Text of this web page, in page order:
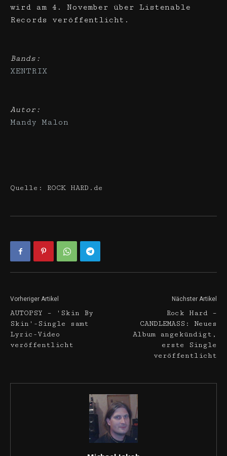
wird am 4. November über Listenable
Records veröffentlicht.
Bands:
XENTRIX
Autor:
Mandy Malon
Quelle: ROCK HARD.de
Vorheriger Artikel
AUTOPSY – 'Skin By
Skin'-Single samt
Lyric-Video
veröffentlicht
Nächster Artikel
Rock Hard –
CANDLEMASS: Neues
Album angekündigt,
erste Single
veröffentlicht